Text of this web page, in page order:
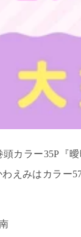
頭カラー35P 『
わえみはカラー